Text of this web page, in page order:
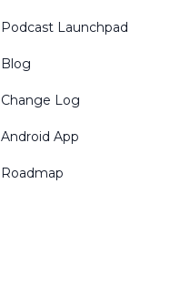
Podcast Launchpad
Blog
Change Log
Android App
Roadmap